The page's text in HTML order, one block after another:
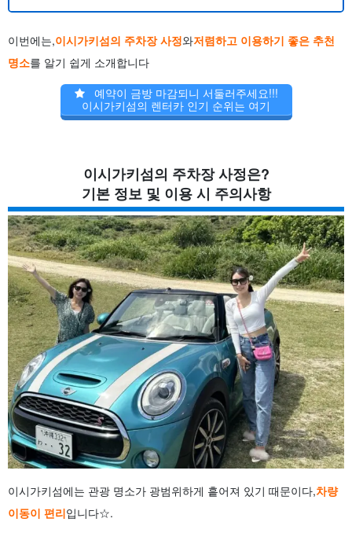
이번에는,이시가키섬의 주차장 사정와저렴하고 이용하기 좋은 추천
명소를 알기 쉽게 소개합니다
예약이 금방 마감되니 서둘러주세요!!!
이시가키섬의 렌터카 인기 순위는 여기
이시가키섬의 주차장 사정은?
기본 정보 및 이용 시 주의사항
이시가키섬에는 관광 명소가 광범위하게 흩어져 있기 때문이다,차량
이동이 편리입니다☆.